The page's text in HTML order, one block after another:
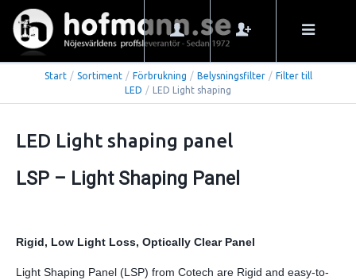
Start / Sortiment / Förbrukning / Belysningsfilter / Filter till
LED / LED Light shaping
LED Light shaping panel
LSP – Light Shaping Panel
Rigid, Low Light Loss, Optically Clear Panel
Light Shaping Panel (LSP) from Cotech are Rigid and easy-to-